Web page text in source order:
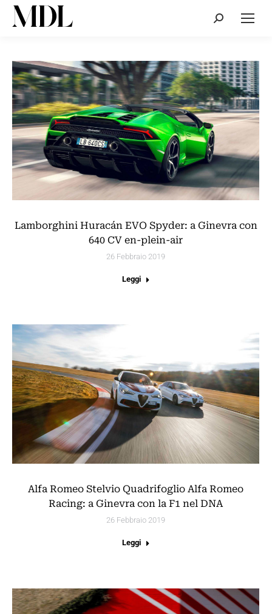
Cerca:
Lamborghini Huracán EVO Spyder: a Ginevra con
640 CV en-plein-air
26 Febbraio 2019
Leggi
Alfa Romeo Stelvio Quadrifoglio Alfa Romeo
Racing: a Ginevra con la F1 nel DNA
26 Febbraio 2019
Leggi